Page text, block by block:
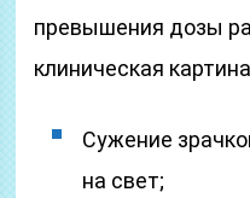
превышения дозы
клиническая
Сужение
на свет;